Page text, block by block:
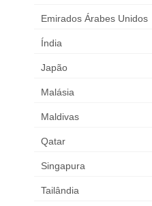
Emirados Árabes Unidos
Índia
Japão
Malásia
Maldivas
Qatar
Singapura
Tailândia